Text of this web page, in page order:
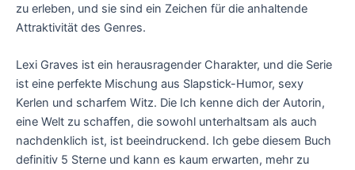
zu erleben, und sie sind ein Zeichen für die anhaltende
Attraktivität des Genres.
Lexi Graves ist ein herausragender Charakter, und die Serie
ist eine perfekte Mischung aus Slapstick-Humor, sexy
Kerlen und scharfem Witz. Die Ich kenne dich der Autorin,
eine Welt zu schaffen, die sowohl unterhaltsam als auch
nachdenklich ist, ist beeindruckend. Ich gebe diesem Buch
definitiv 5 Sterne und kann es kaum erwarten, mehr zu